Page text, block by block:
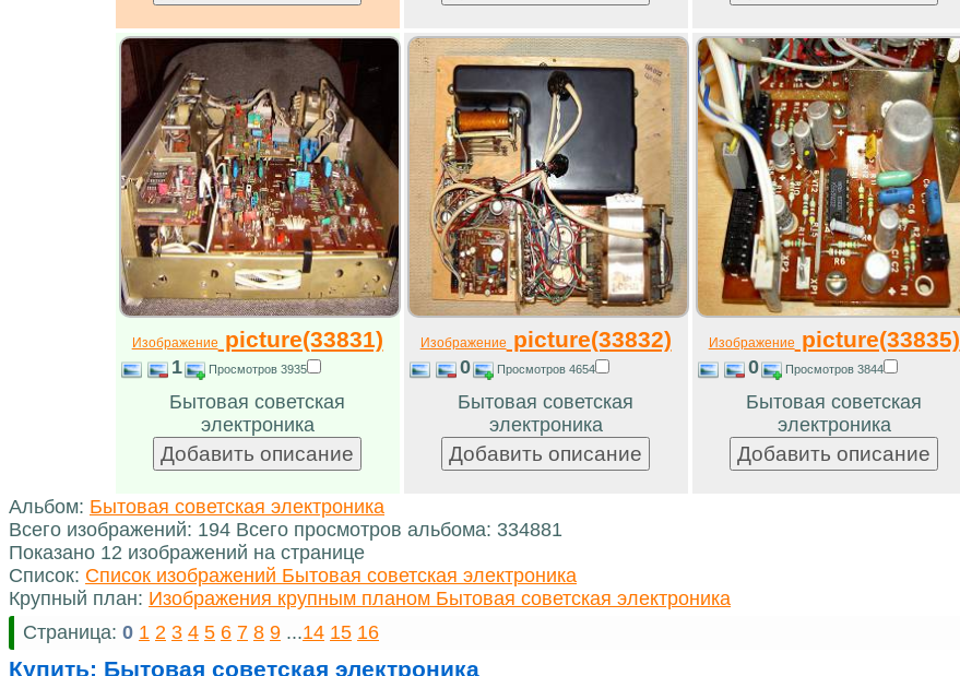
Изображение picture(33831)
1 Просмотров 3935
Бытовая советская
электроника
Изображение picture(33832)
0 Просмотров 4654
Бытовая советская
электроника
Изображение picture(33835)
0 Просмотров 3844
Бытовая советская
электроника
Альбом: Бытовая советская электроника
Всего изображений: 194 Всего просмотров альбома: 334881
Показано 12 изображений на странице
Список: Список изображений Бытовая советская электроника
Крупный план: Изображения крупным планом Бытовая советская электроника
Страница: 0 1 2 3 4 5 6 7 8 9 ...14 15 16
Купить: Бытовая советская электроника